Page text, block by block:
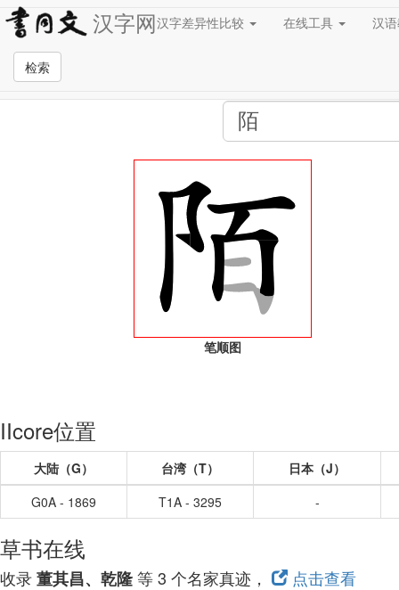
汉字网汉字差异性比较 在线工具 汉
检索
全站检索页面
笔顺图
IIcore位置
大陆（G） 台湾（T）
日本（J）
G0A - 1869
T1A - 3295 -
草书在线
收录董其昌、乾隆等 3 个名家真迹， 点击查看